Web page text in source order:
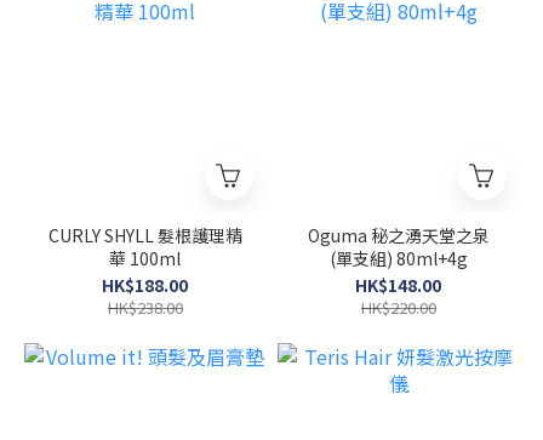
CURLY SHYLL 髮根護理精
華 100ml
HK$188.00
HK$238.00
Oguma 秘之湧天堂之泉
(單支組) 80ml+4g
HK$148.00
HK$220.00